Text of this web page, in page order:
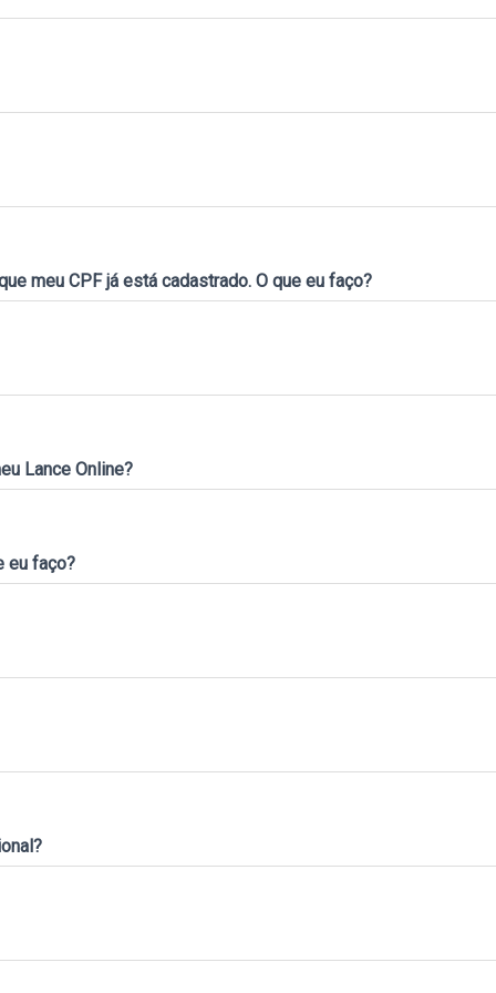
meu CPF já está cadastrado. O que eu faço?
Lance Online?
eu faço?